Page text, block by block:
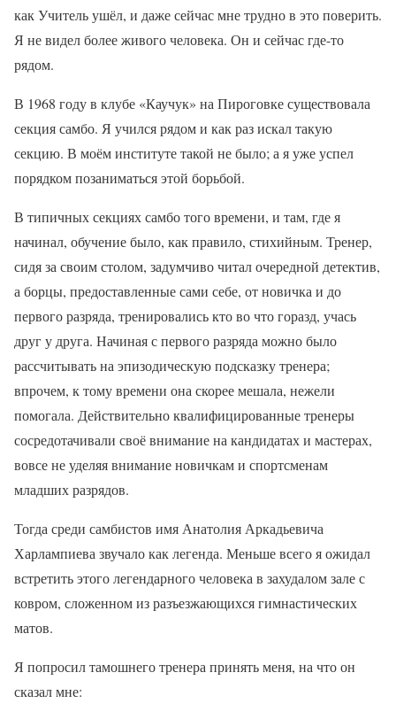
как Учитель ушёл, и даже сейчас мне трудно в это поверить.
Я не видел более живого человека. Он и сейчас где-то
рядом.
В 1968 году в клубе «Каучук» на Пироговке существовала
секция самбо. Я учился рядом и как раз искал такую
секцию. В моём институте такой не было; а я уже успел
порядком позаниматься этой борьбой.
В типичных секциях самбо того времени, и там, где я
начинал, обучение было, как правило, стихийным. Тренер,
сидя за своим столом, задумчиво читал очередной детектив,
а борцы, предоставленные сами себе, от новичка и до
первого разряда, тренировались кто во что горазд, учась
друг у друга. Начиная с первого разряда можно было
рассчитывать на эпизодическую подсказку тренера;
впрочем, к тому времени она скорее мешала, нежели
помогала. Действительно квалифицированные тренеры
сосредотачивали своё внимание на кандидатах и мастерах,
вовсе не уделяя внимание новичкам и спортсменам
младших разрядов.
Тогда среди самбистов имя Анатолия Аркадьевича
Харлампиева звучало как легенда. Меньше всего я ожидал
встретить этого легендарного человека в захудалом зале с
ковром, сложенном из разъезжающихся гимнастических
матов.
Я попросил тамошнего тренера принять меня, на что он
сказал мне: